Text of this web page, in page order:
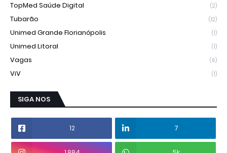
TopMed Saúde Digital (2)
Tubarão (12)
Unimed Grande Florianópolis (1)
Unimed Litoral (1)
Vagas (6)
ViV (1)
SIGA NOS
12 7